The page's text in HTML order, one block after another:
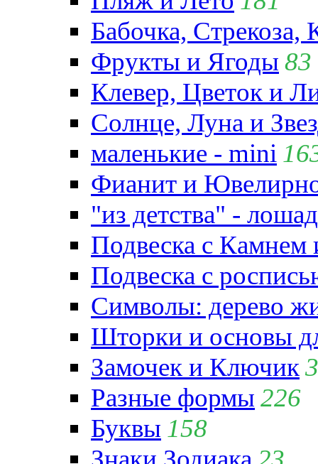
Бабочка,
Фрукты и Ягоды 83
Клевер, Цветок и
Солнце, Луна и
маленькие - mini
Фианит и
"из детства" -
Подвеска с
Подвеска с
Символы: дерево
Шторки и основы
Замочек и Ключик
Разные формы 226
Буквы 158